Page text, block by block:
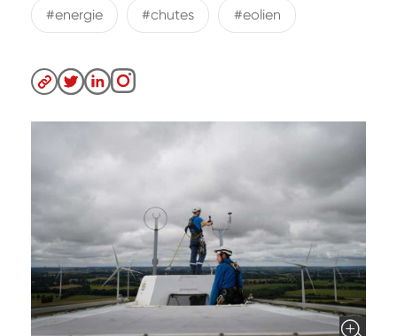
#energie #chutes #eolien